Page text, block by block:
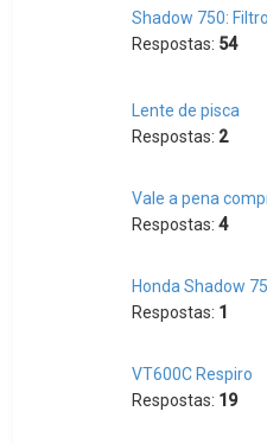
Shadow 750:
Respostas: 54
Lente de pisca
Respostas: 2
Vale a pena
Respostas:4
Honda Shadow
Respostas: 1
VT600C Respiro
Respostas: 19